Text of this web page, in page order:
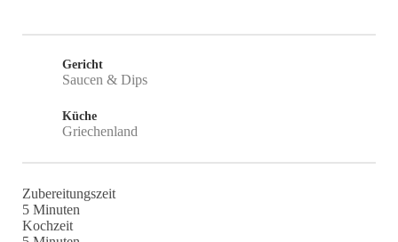
Gericht
Saucen & Dips
Küche
Griechenland
Zubereitungszeit
5Minuten
Minuten
Kochzeit